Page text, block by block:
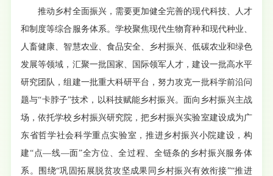
推动乡村全面振兴，需要更加健全完善的现代科技、人才
和制度等综合服务体系。学校聚焦现代生物育种和现代种业、
人畜健康、智慧农业、食品安全、乡村振兴、低碳农业和绿色
发展等领域，汇聚一批国家、国际领军人才，建设一批高水平
研究团队，组建一批重大科研平台，努力攻克一批科学前沿问
题与“卡脖子”技术，以科技赋能乡村振兴。面向乡村振兴主战
场，依托学校乡村振兴研究院，把乡村振兴实验室建设成为广
东省哲学社会科学重点实验室，推进乡村振兴小院建设，构
建“点—线—面”全方位、全过程、全链条的乡村振兴服务体
系。围绕“巩固拓展脱贫攻坚成果同乡村振兴有效衔接”“推进